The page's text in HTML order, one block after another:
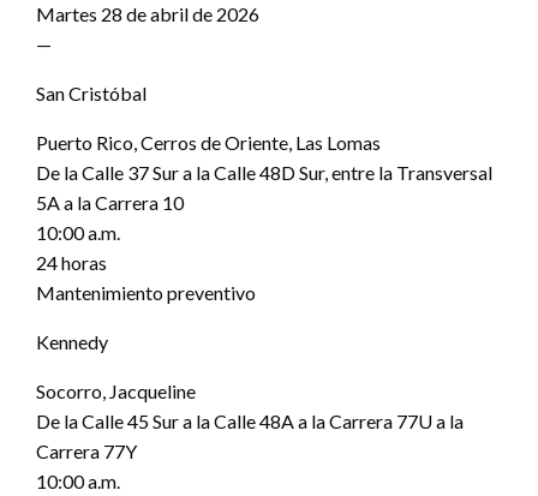
Martes 28 de abril de 2026
—
San Cristóbal
Puerto Rico, Cerros de Oriente, Las Lomas
De la Calle 37 Sur a la Calle 48D Sur, entre la Transversal
5A a la Carrera 10
10:00 a.m.
24 horas
Mantenimiento preventivo
Kennedy
Socorro, Jacqueline
De la Calle 45 Sur a la Calle 48A a la Carrera 77U a la
Carrera 77Y
10:00 a.m.